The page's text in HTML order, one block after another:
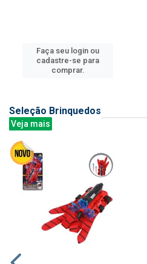
Faça seu login ou
cadastre-se para
comprar.
Seleção Brinquedos
Veja mais